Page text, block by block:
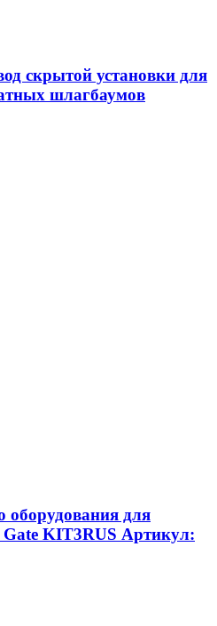
скрытой установки для
шлагбаумов
оборудования для
Gate KIT3RUS Артикул: